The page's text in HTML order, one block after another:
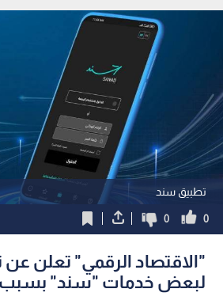
والرسوم الجمركية
تطبيق سند
0
0
"الاقتصاد الرقمي" تعلن
لبعض خدمات "سند" بسبب